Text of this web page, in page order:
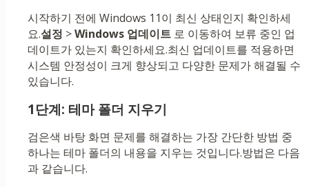
시작하기 전에 Windows 11이 최신 상태인지 확인하세
요.설정 >Windows 업데이트 로 이동하여 보류 중인 업
데이트가 있는지 확인하세요.최신 업데이트를 적용하면
시스템 안정성이 크게 향상되고 다양한 문제가 해결될 수
있습니다.
1단계: 테마 폴더 지우기
검은색 바탕 화면 문제를 해결하는 가장 간단한 방법 중
하나는 테마 폴더의 내용을 지우는 것입니다.방법은 다음
과 같습니다.